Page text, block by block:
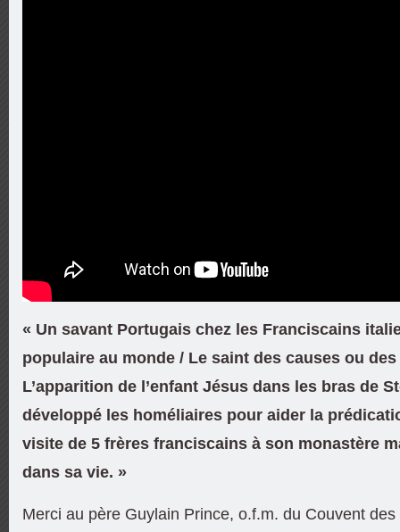
« Un savant Portugais chez les Franciscains
populaire au monde / Le saint des causes ou
L’apparition de l’enfant Jésus dans les bras de
développé les homéliaires pour aider la
visite de 5 frères franciscains à son monastère
dans sa vie. »
Merci au père Guylain Prince, o.f.m. du Couvent